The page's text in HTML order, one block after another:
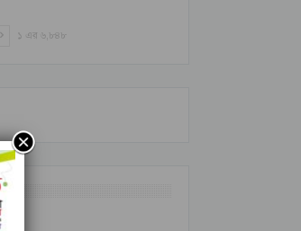
১ এর ৬,৮৪৮